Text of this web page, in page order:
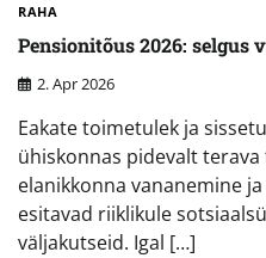
RAHA
Pensionitõus 2026: selgus
2. Apr 2026
Eakate toimetulek ja
ühiskonnas pidevalt
elanikkonna vananemine
esitavad riiklikule
väljakutseid. Igal […]